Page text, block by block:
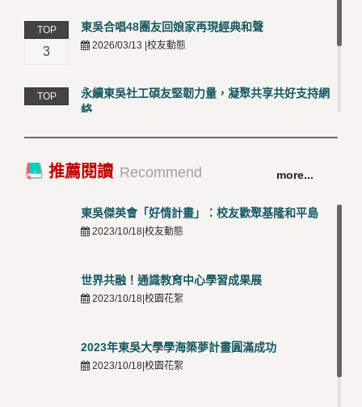
TOP
3
東吳合唱48團友回娘家再現經典和聲
2026/03/13 |校友動態
TOP
永續東吳社工碩友堅韌力量，凝聚共享共好支持網
絡
TOP
卓越永續校園 東吳大學連奪 ISO 14001、45001 及
50001三大國際驗證殊榮
推薦閱讀 Recommend more...
東吳傑英會「好情計畫」：校友歡聚基隆和平島
2023/10/18|校友動態
世界共融！通識教育中心學習成果展
2023/10/18|校園花絮
2023年東吳大學學海築夢計畫圓滿成功
2023/10/18|校園花絮